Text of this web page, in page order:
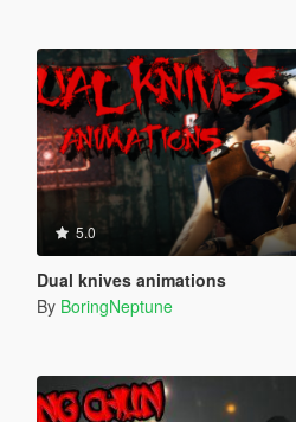
5.0
Dual knives animations
By BoringNeptune